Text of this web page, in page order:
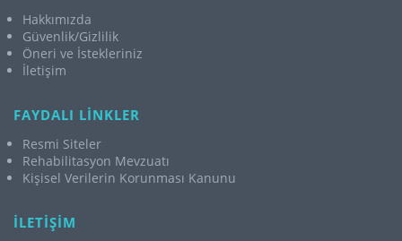
Hakkımızda
Güvenlik/Gizlilik
Öneri ve İstekleriniz
İletişim
FAYDALI LİNKLER
Resmi Siteler
Rehabilitasyon Mevzuatı
Kişisel Verilerin Korunması Kanunu
İLETİŞİM